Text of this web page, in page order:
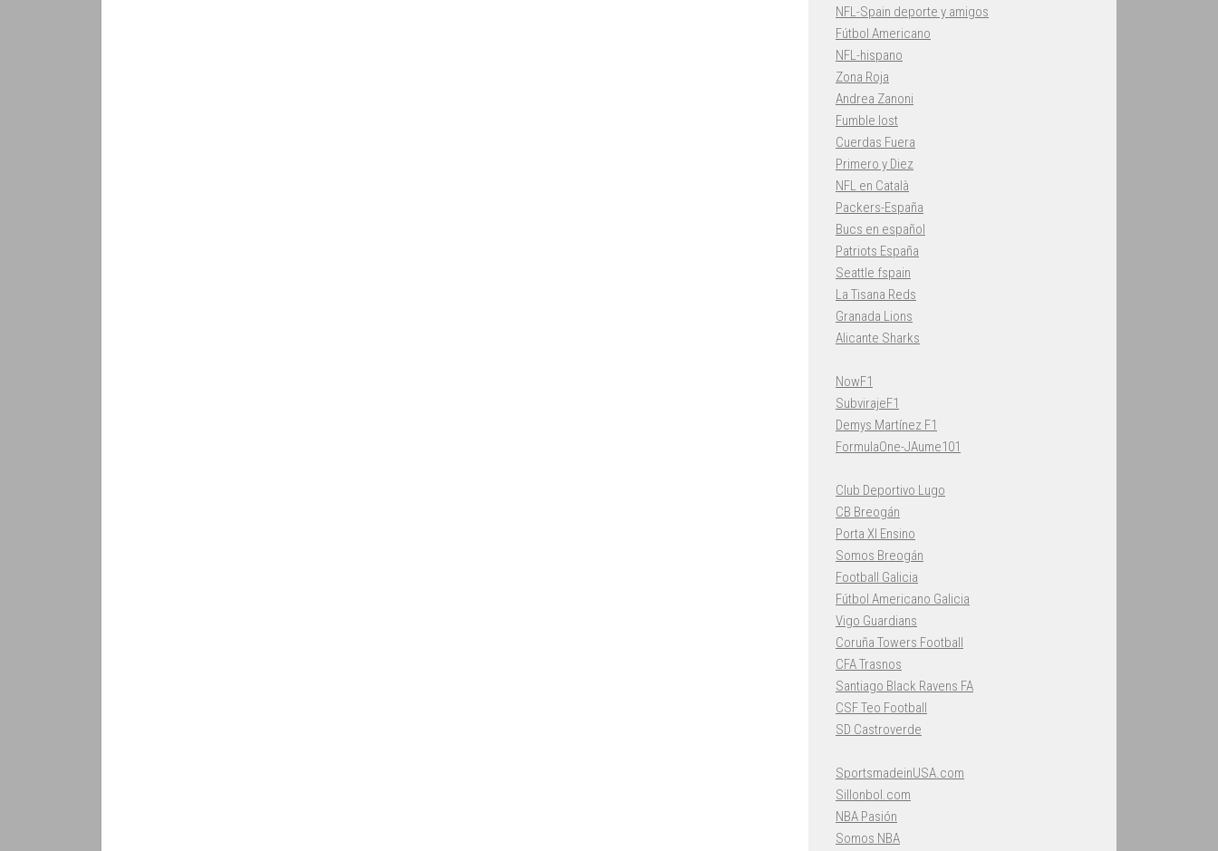
NFL-Spain deporte y amigos
Fútbol Americano
NFL-hispano
Zona Roja
Andrea Zanoni
Fumble lost
Cuerdas Fuera
Primero y Diez
NFL en Català
Packers-España
Bucs en español
Patriots España
Seattle fspain
La Tisana Reds
Granada Lions
Alicante Sharks
NowF1
SubvirajeF1
Demys Martínez F1
FormulaOne-JAume101
Club Deportivo Lugo
CB Breogán
Porta XI Ensino
Somos Breogán
Football Galicia
Fútbol Americano Galicia
Vigo Guardians
Coruña Towers Football
CFA Trasnos
Santiago Black Ravens FA
CSF Teo Football
SD Castroverde
SportsmadeinUSA.com
Sillonbol.com
NBA Pasión
Somos NBA